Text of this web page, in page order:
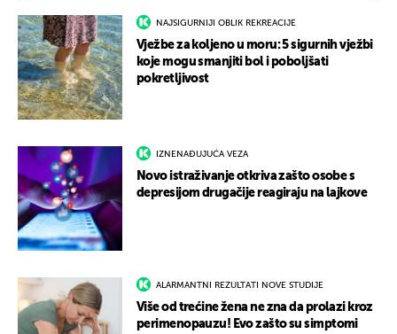
NAJSIGURNIJI OBLIK REKREACIJE
Vježbe za koljeno u moru: 5 sigurnih vježbi
koje mogu smanjiti bol i poboljšati
pokretljivost
IZNENAĐUJUĆA VEZA
Novo istraživanje otkriva zašto osobe s
depresijom drugačije reagiraju na lajkove
ALARMANTNI REZULTATI NOVE STUDIJE
Više od trećine žena ne zna da prolazi kroz
perimenopauzu! Evo zašto su simptomi